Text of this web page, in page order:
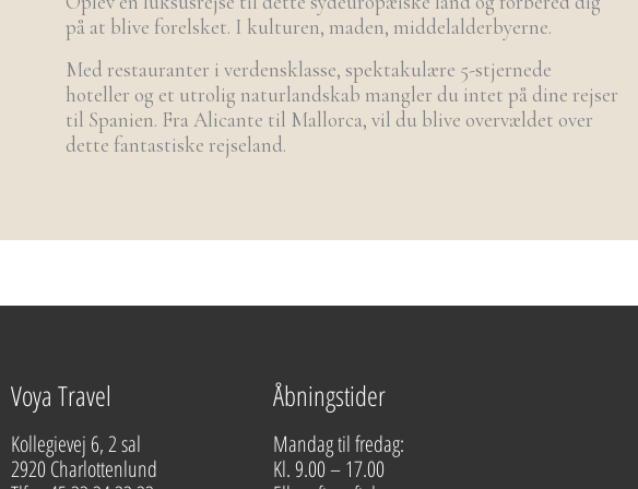
på at blive forelsket. I kulturen, maden, middelalderbyerne.
Med restauranter i verdensklasse, spektakulære 5-stjernede
hoteller og et utrolig naturlandskab mangler du intet på dine rejser
til Spanien. Fra Alicante til Mallorca, vil du blive overvældet over
dette fantastiske rejseland.
Voya Travel
Kollegievej 6, 2 sal
2920 Charlottenlund
Åbningstider
Mandag til fredag:
Kl. 9.00 – 17.00